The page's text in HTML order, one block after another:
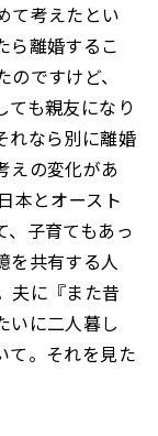
て考えたとい
ら離婚するこ
ですけど、
ても親友になり
れなら別に離婚
えの変化があ
本とオースト
、子育てもあっ
を共有する人
夫に『また昔
いに二人暮し
て。それを見た